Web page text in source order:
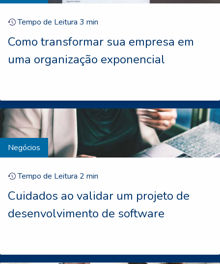
Tempo de Leitura 3 min
Como transformar sua empresa em
uma organização exponencial
Negócios
Tempo de Leitura 2 min
Cuidados ao validar um projeto de
desenvolvimento de software